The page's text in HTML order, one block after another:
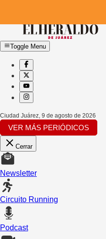
Toggle Menu
Ciudad Juárez 9 de agosto de 2026
VER MÁS PERIÓDICOS
Cerrar
Newsletter
Circuito Running
Podcast